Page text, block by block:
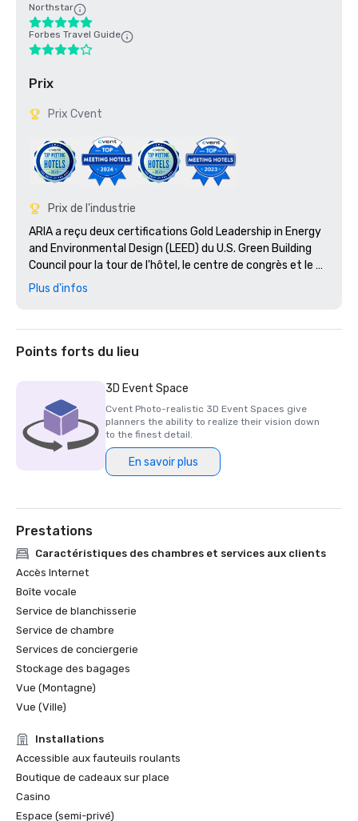
Northstar
Forbes Travel Guide
Prix
Prix Cvent
Prix de l'industrie
ARIA a reçu deux certifications Gold Leadership in Energy
and Environmental Design (LEED) du U.S. Green Building
Council pour la tour de l'hôtel, le centre de congrès et le
théâtre d'ARIA Resort.
2010
Plus d'infos
Points forts du lieu
3D Event Space
Cvent Photo-realistic 3D Event Spaces give
planners the ability to realize their vision down
to the finest detail.
En savoir plus
Prestations
Caractéristiques des chambres et services aux clients
Accès Internet
Boîte vocale
Service de blanchisserie
Service de chambre
Services de conciergerie
Stockage des bagages
Vue (Montagne)
Vue (Ville)
Installations
Accessible aux fauteuils roulants
Boutique de cadeaux sur place
Casino
Espace (semi-privé)